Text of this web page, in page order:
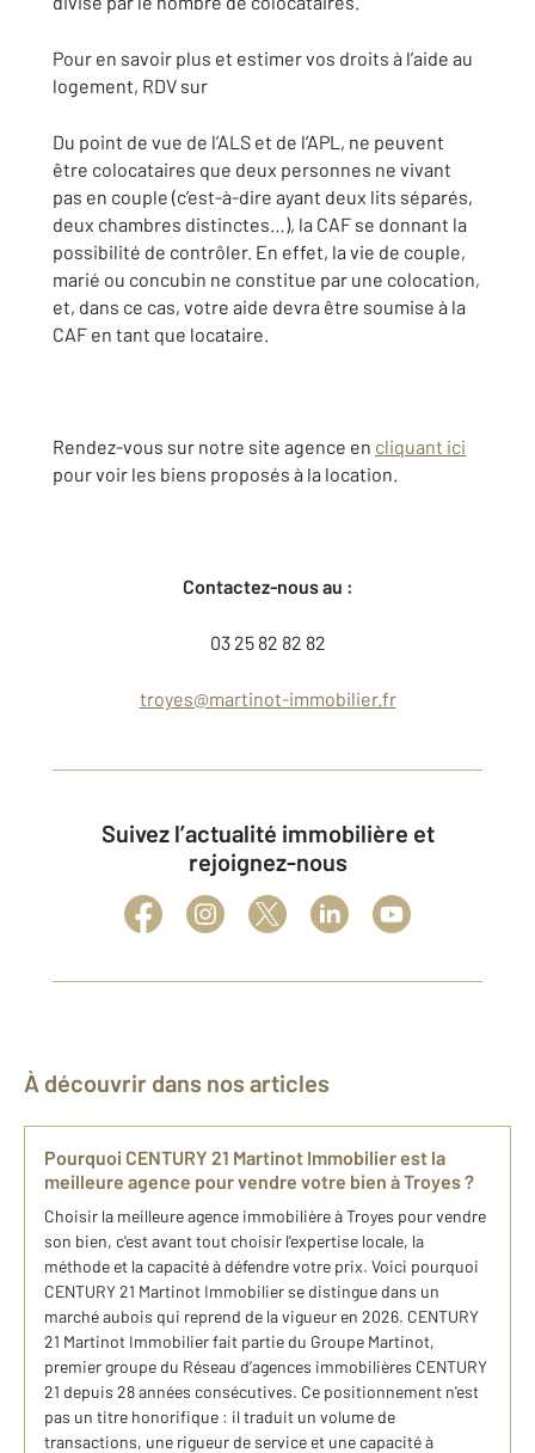
Pour en savoir plus et estimer vos droits à l’aide au
logement, RDV sur
Du point de vue de l’ALS et de l’APL, ne peuvent
être colocataires que deux personnes ne vivant
pas en couple (c’est-à-dire ayant deux lits séparés,
deux chambres distinctes…), la CAF se donnant la
possibilité de contrôler. En effet, la vie de couple,
marié ou concubin ne constitue par une colocation,
et, dans ce cas, votre aide devra être soumise à la
CAF en tant que locataire.
Rendez-vous sur notre site agence en cliquant ici
pour voir les biens proposés à la location.
Contactez-nous au :
03 25 82 82 82
troyes@martinot-immobilier.fr
Suivez l’actualité immobilière et
rejoignez-nous
À découvrir dans nos articles
Pourquoi CENTURY 21 Martinot Immobilier est la
meilleure agence pour vendre votre bien à Troyes ?
Choisir la meilleure agence immobilière à Troyes pour vendre
son bien, c'est avant tout choisir l'expertise locale, la
méthode et la capacité à défendre votre prix. Voici pourquoi
CENTURY 21 Martinot Immobilier se distingue dans un
marché aubois qui reprend de la vigueur en 2026. CENTURY
21 Martinot Immobilier fait partie du Groupe Martinot,
premier groupe du Réseau d’agences immobilières CENTURY
21 depuis 28 années consécutives. Ce positionnement n'est
pas un titre honorifique : il traduit un volume de
transactions, une rigueur de service et une capacité à